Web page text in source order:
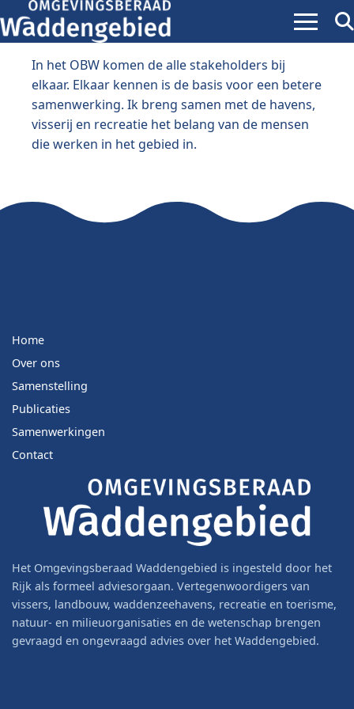
Menu
In het OBW komen de alle stakeholders bij
elkaar. Elkaar kennen is de basis voor een betere
samenwerking. Ik breng samen met de havens,
visserij en recreatie het belang van de mensen
die werken in het gebied in.
Home
Over ons
Samenstelling
Publicaties
Samenwerkingen
Contact
Het Omgevingsberaad Waddengebied is ingesteld door het
Rijk als formeel adviesorgaan. Vertegenwoordigers van
vissers, landbouw, waddenzeehavens, recreatie en toerisme,
natuur- en milieuorganisaties en de wetenschap brengen
gevraagd en ongevraagd advies over het Waddengebied.